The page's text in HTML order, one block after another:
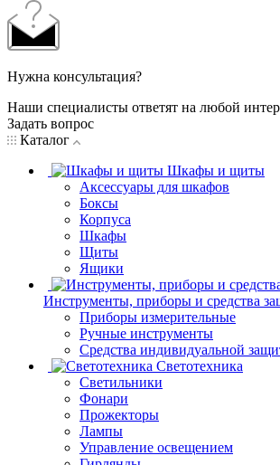
Нужна консультация?
Наши специалисты ответят на любой
Задать вопрос
Каталог
Шкафы и щиты
Аксессуары для шкафов
Боксы
Корпуса
Шкафы
Щиты
Ящики
Инструменты, приборы и средства
Приборы измерительные
Ручные инструменты
Средства индивидуальной
Светотехника
Светильники
Фонари
Прожекторы
Лампы
Управление освещением